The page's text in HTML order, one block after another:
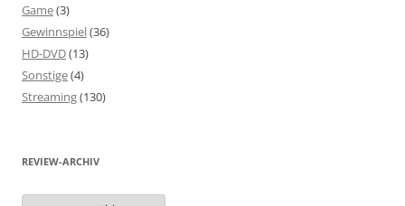
Game(3)
Gewinnspiel(36)
HD-DVD(13)
Sonstige(4)
Streaming(130)
REVIEW-ARCHIV
Review-